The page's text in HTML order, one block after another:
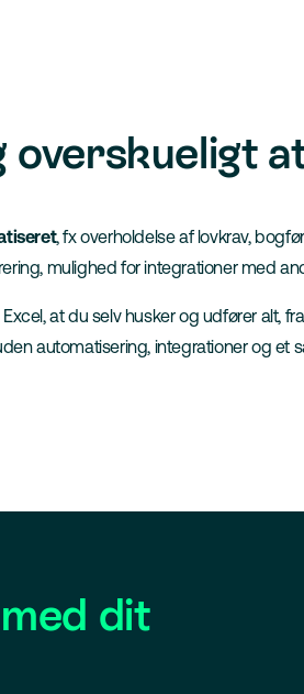
overskueligt
, fx overholdelse af lovkrav,
mulighed for integrationer med
at du selv husker og udfører alt,
automatisering, integrationer og et
dit